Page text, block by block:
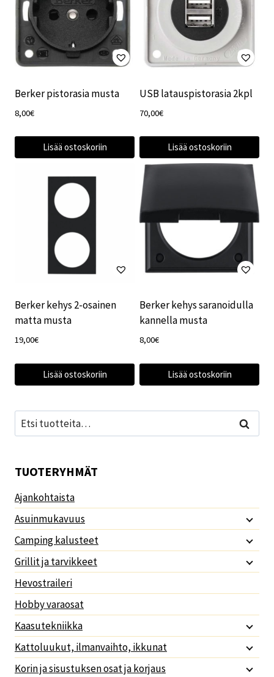
Berker pistorasia musta
8,00€
Lisää ostoskoriin
USB latauspistorasia 2kpl
70,00€
Lisää ostoskoriin
Berker kehys 2-osainen
matta musta
19,00€
Lisää ostoskoriin
Berker kehys saranoidulla
kannella musta
8,00€
Lisää ostoskoriin
Etsi: Haku
TUOTERYHMÄT
Ajankohtaista
Asuinmukavuus
Camping kalusteet
Grillit ja tarvikkeet
Hevostraileri
Hobby varaosat
Kaasutekniikka
Kattoluukut, ilmanvaihto, ikkunat
Korin ja sisustuksen osat ja korjaus